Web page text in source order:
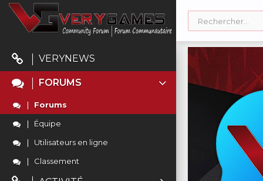
VERYNEWS
FORUMS
Forums
Équipe
Utilisateurs en ligne
Classement